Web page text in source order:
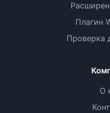
Плагин
Проверка
О